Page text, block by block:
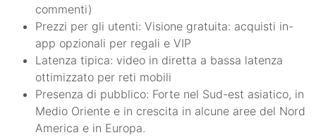
commenti)
Prezzi per gli utenti: Visione gratuita: acquisti in-
app opzionali per regali e VIP
Latenza tipica: video in diretta a bassa latenza
ottimizzato per reti mobili
Presenza di pubblico: Forte nel Sud-est asiatico, in
Medio Oriente e in crescita in alcune aree del Nord
America e in Europa.